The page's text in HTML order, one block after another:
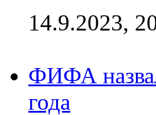
14.9.2023,
ФИФА
года